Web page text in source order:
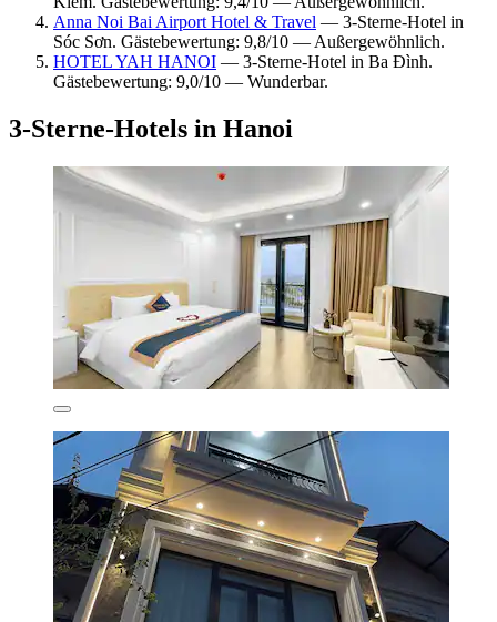
Anna Noi Bai Airport Hotel & Travel — 3-Sterne-Hotel in
Sóc Sơn. Gästebewertung: 9,8/10 — Außergewöhnlich.
HOTEL YAH HANOI — 3-Sterne-Hotel in Ba Đình.
Gästebewertung: 9,0/10 — Wunderbar.
3-Sterne-Hotels in Hanoi